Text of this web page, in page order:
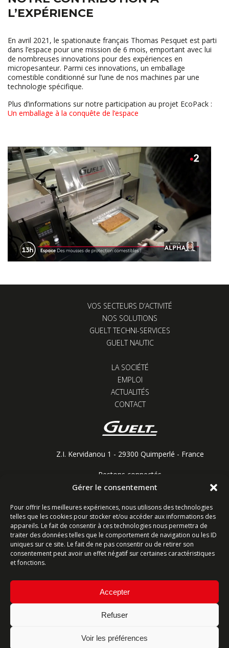
Gérer le consentement
Pour offrir les meilleures expériences, nous utilisons des technologies
telles que les cookies pour stocker et/ou accéder aux informations des
appareils. Le fait de consentir à ces technologies nous permettra de
traiter des données telles que le comportement de navigation ou les ID
uniques sur ce site. Le fait de ne pas consentir ou de retirer son
consentement peut avoir un effet négatif sur certaines caractéristiques
et fonctions.
Accepter
Refuser
Voir les préférences
L’EXPÉRIENCE
En avril 2021, le spationaute français Thomas Pesquet est parti
dans l’espace pour une mission de 6 mois, emportant avec lui
de nombreuses innovations pour des expériences en
micropesanteur. Parmi ces innovations, un emballage
comestible conditionné sur l’une de nos machines par une
technologie spécifique.
Plus d’informations sur notre participation au projet EcoPack :
Un emballage à la conquête de l’espace
VOS SECTEURS D’ACTIVITÉ
NOS SOLUTIONS
GUELT TECHNI-SERVICES
GUELT NAUTIC
LA SOCIÉTÉ
EMPLOI
ACTUALITÉS
CONTACT
Z.I. Kervidanou 1 - 29300 Quimperlé - France
Restons connectés
Contactez-nous
Ligne commerciale : +33 (0)2 98 96 20 20
Lundi-Vendredi 8h-12h & 13h15-17h15 | Samedi 8h-
12h
Service Après-Vente : +33 (0)2 98 96 06 04